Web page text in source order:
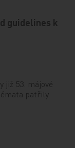
guidelines k
již 53. májové
patřily